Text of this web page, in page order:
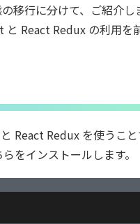
移行に分けて、ご紹介し
React Redux の利用を
React Redux を使うこ
をインストールします。